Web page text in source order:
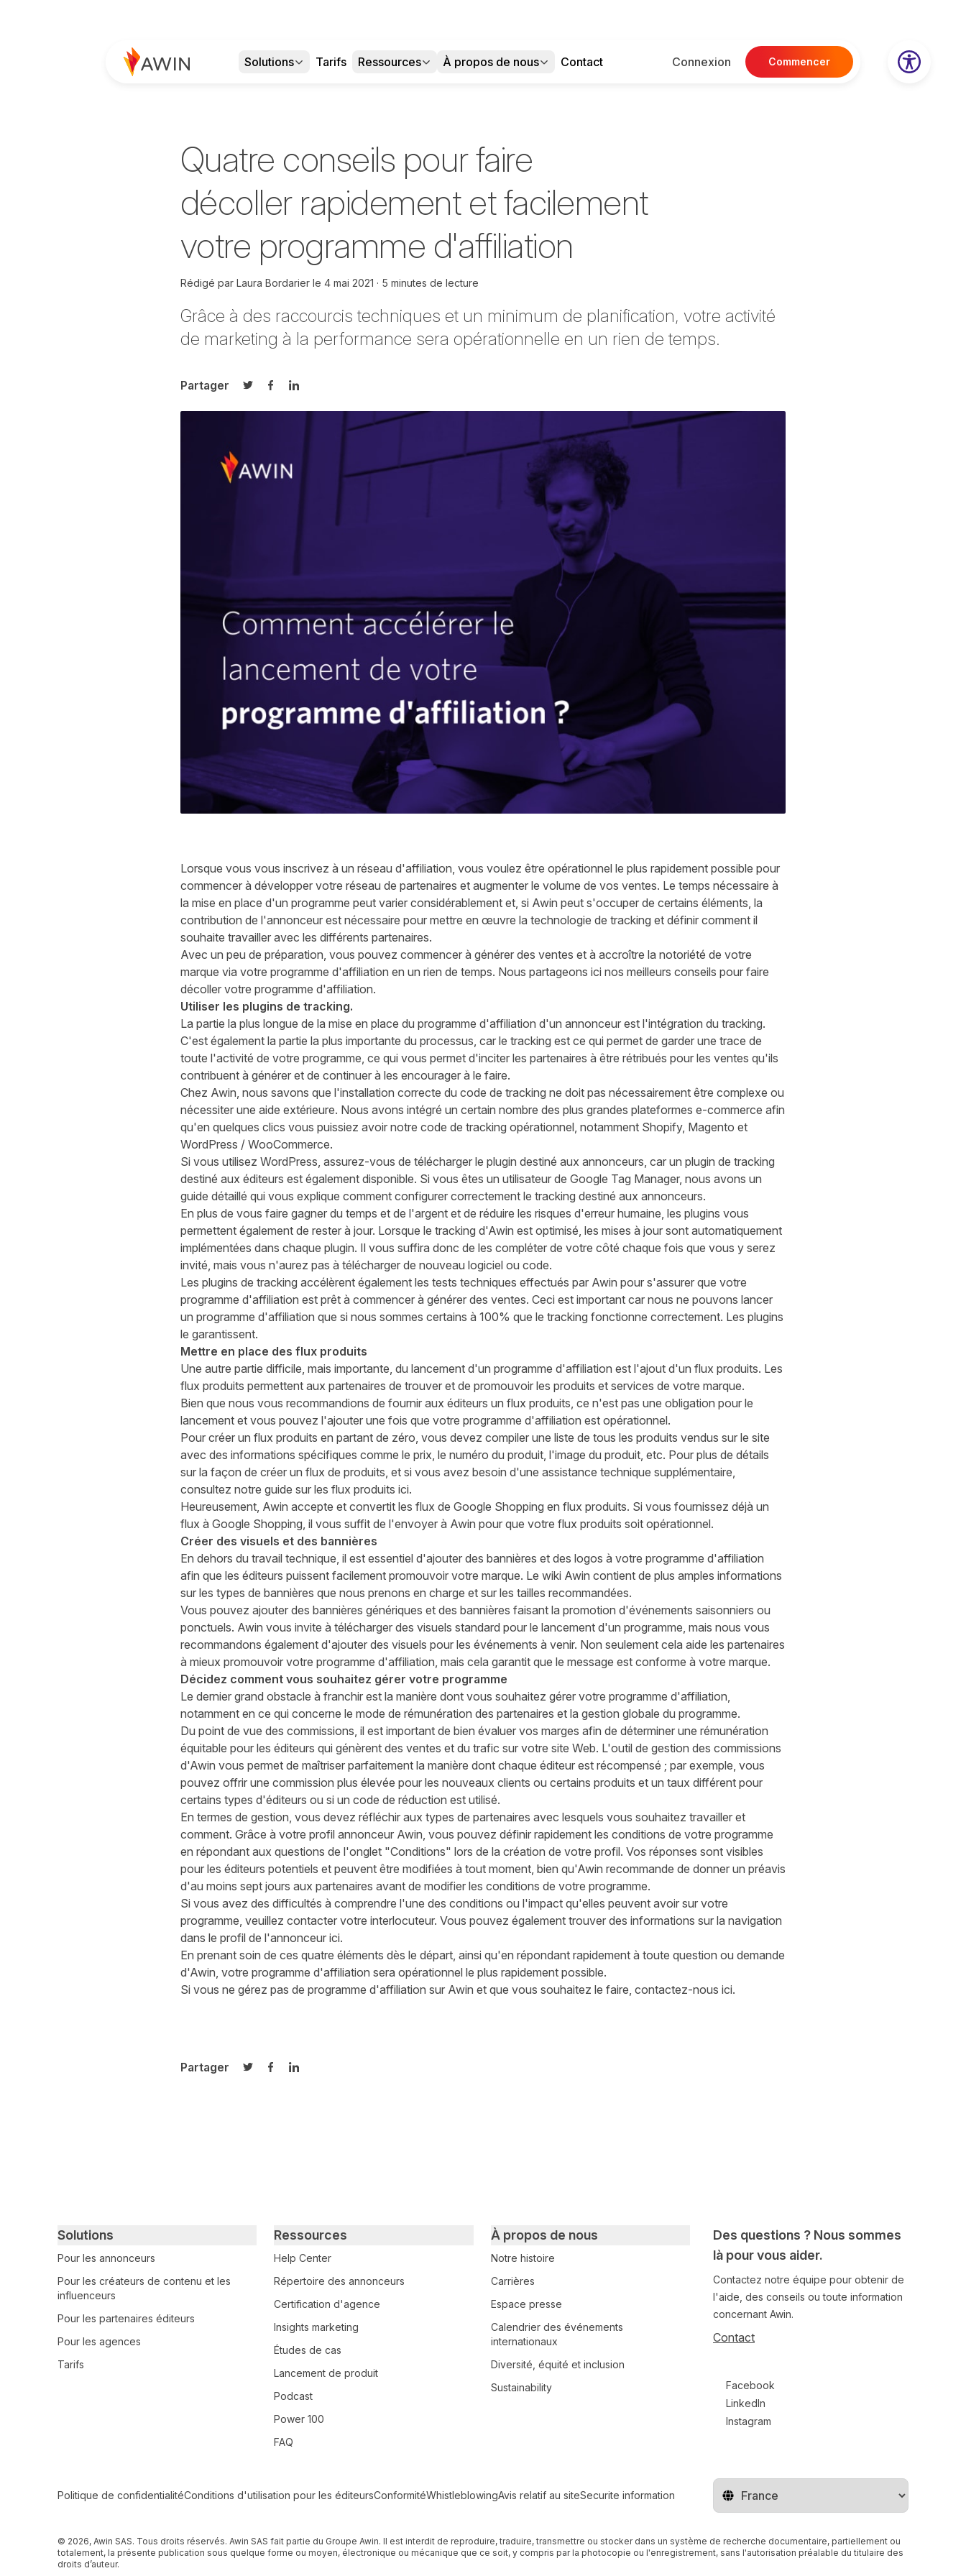
Solutions Tarifs Ressources À propos de nous Contact Connexion Commencer
Quatre conseils pour faire
décoller rapidement et facilement
votre programme d'affiliation
Rédigé par Laura Bordarierle 4 mai 2021 5 minutes de lecture
Grâce à des raccourcis techniques et un minimum de planification, votre activité
de marketing à la performance sera opérationnelle en un rien de temps.
Partager
Partager sur Twitter
Partager sur Facebook
Partager sur LinkedIn
Lorsque vous vous inscrivez à un réseau d'affiliation, vous voulez être opérationnel le plus rapidement possible pour
commencer à développer votre réseau de partenaires et augmenter le volume de vos ventes. Le temps nécessaire à
la mise en place d'un programme peut varier considérablement et, si Awin peut s'occuper de certains éléments, la
contribution de l'annonceur est nécessaire pour mettre en œuvre la technologie de tracking et définir comment il
souhaite travailler avec les différents partenaires.
Avec un peu de préparation, vous pouvez commencer à générer des ventes et à accroître la notoriété de votre
marque via votre programme d'affiliation en un rien de temps. Nous partageons ici nos meilleurs conseils pour faire
décoller votre programme d'affiliation.
Utiliser les plugins de tracking.
La partie la plus longue de la mise en place du programme d'affiliation d'un annonceur est l'intégration du tracking.
C'est également la partie la plus importante du processus, car le tracking est ce qui permet de garder une trace de
toute l'activité de votre programme, ce qui vous permet d'inciter les partenaires à être rétribués pour les ventes qu'ils
contribuent à générer et de continuer à les encourager à le faire.
Chez Awin, nous savons que l'installation correcte du code de tracking ne doit pas nécessairement être complexe ou
nécessiter une aide extérieure. Nous avons intégré un certain nombre des plus grandes plateformes e-commerce afin
qu'en quelques clics vous puissiez avoir notre code de tracking opérationnel, notamment Shopify, Magento et
WordPress / WooCommerce.
Si vous utilisez WordPress, assurez-vous de télécharger le plugin destiné aux annonceurs, car un plugin de tracking
destiné aux éditeurs est également disponible. Si vous êtes un utilisateur de Google Tag Manager, nous avons un
guide détaillé qui vous explique comment configurer correctement le tracking destiné aux annonceurs.
En plus de vous faire gagner du temps et de l'argent et de réduire les risques d'erreur humaine, les plugins vous
permettent également de rester à jour. Lorsque le tracking d'Awin est optimisé, les mises à jour sont automatiquement
implémentées dans chaque plugin. Il vous suffira donc de les compléter de votre côté chaque fois que vous y serez
invité, mais vous n'aurez pas à télécharger de nouveau logiciel ou code.
Les plugins de tracking accélèrent également les tests techniques effectués par Awin pour s'assurer que votre
programme d'affiliation est prêt à commencer à générer des ventes. Ceci est important car nous ne pouvons lancer
un programme d'affiliation que si nous sommes certains à 100% que le tracking fonctionne correctement. Les plugins
le garantissent.
Mettre en place des flux produits
Une autre partie difficile, mais importante, du lancement d'un programme d'affiliation est l'ajout d'un flux produits. Les
flux produits permettent aux partenaires de trouver et de promouvoir les produits et services de votre marque.
Bien que nous vous recommandions de fournir aux éditeurs un flux produits, ce n'est pas une obligation pour le
lancement et vous pouvez l'ajouter une fois que votre programme d'affiliation est opérationnel.
Pour créer un flux produits en partant de zéro, vous devez compiler une liste de tous les produits vendus sur le site
avec des informations spécifiques comme le prix, le numéro du produit, l'image du produit, etc. Pour plus de détails
sur la façon de créer un flux de produits, et si vous avez besoin d'une assistance technique supplémentaire,
consultez notre guide sur les flux produits ici.
Heureusement, Awin accepte et convertit les flux de Google Shopping en flux produits. Si vous fournissez déjà un
flux à Google Shopping, il vous suffit de l'envoyer à Awin pour que votre flux produits soit opérationnel.
Créer des visuels et des bannières
En dehors du travail technique, il est essentiel d'ajouter des bannières et des logos à votre programme d'affiliation
afin que les éditeurs puissent facilement promouvoir votre marque. Le wiki Awin contient de plus amples informations
sur les types de bannières que nous prenons en charge et sur les tailles recommandées.
Vous pouvez ajouter des bannières génériques et des bannières faisant la promotion d'événements saisonniers ou
ponctuels. Awin vous invite à télécharger des visuels standard pour le lancement d'un programme, mais nous vous
recommandons également d'ajouter des visuels pour les événements à venir. Non seulement cela aide les partenaires
à mieux promouvoir votre programme d'affiliation, mais cela garantit que le message est conforme à votre marque.
Décidez comment vous souhaitez gérer votre programme
Le dernier grand obstacle à franchir est la manière dont vous souhaitez gérer votre programme d'affiliation,
notamment en ce qui concerne le mode de rémunération des partenaires et la gestion globale du programme.
Du point de vue des commissions, il est important de bien évaluer vos marges afin de déterminer une rémunération
équitable pour les éditeurs qui génèrent des ventes et du trafic sur votre site Web. L'outil de gestion des commissions
d'Awin vous permet de maîtriser parfaitement la manière dont chaque éditeur est récompensé ; par exemple, vous
pouvez offrir une commission plus élevée pour les nouveaux clients ou certains produits et un taux différent pour
certains types d'éditeurs ou si un code de réduction est utilisé.
En termes de gestion, vous devez réfléchir aux types de partenaires avec lesquels vous souhaitez travailler et
comment. Grâce à votre profil annonceur Awin, vous pouvez définir rapidement les conditions de votre programme
en répondant aux questions de l'onglet "Conditions" lors de la création de votre profil. Vos réponses sont visibles
pour les éditeurs potentiels et peuvent être modifiées à tout moment, bien qu'Awin recommande de donner un préavis
d'au moins sept jours aux partenaires avant de modifier les conditions de votre programme.
Si vous avez des difficultés à comprendre l'une des conditions ou l'impact qu'elles peuvent avoir sur votre
programme, veuillez contacter votre interlocuteur. Vous pouvez également trouver des informations sur la navigation
dans le profil de l'annonceur ici.
En prenant soin de ces quatre éléments dès le départ, ainsi qu'en répondant rapidement à toute question ou demande
d'Awin, votre programme d'affiliation sera opérationnel le plus rapidement possible.
Si vous ne gérez pas de programme d'affiliation sur Awin et que vous souhaitez le faire, contactez-nous ici.
Partager
Partager sur Twitter
Partager sur Facebook
Partager sur LinkedIn
Changer de pays
Des questions ? Nous sommes
là pour vous aider.
Contactez notre équipe pour obtenir de
l'aide, des conseils ou toute information
concernant Awin.
Contact
Facebook
LinkedIn
Instagram
Primary footer navigation
Solutions
Pour les annonceurs
Pour les créateurs de contenu et les
influenceurs
Pour les partenaires éditeurs
Pour les agences
Tarifs
Ressources
Help Center
Répertoire des annonceurs
Certification d'agence
Insights marketing
Études de cas
Lancement de produit
Podcast
Power 100
FAQ
À propos de nous
Notre histoire
Carrières
Espace presse
Calendrier des événements
internationaux
Diversité, équité et inclusion
Sustainability
Secondary Footer Navigation
Politique de confidentialitéConditions d'utilisation pour les éditeursConformitéWhistleblowingAvis relatif au siteSecurite information
© 2026, Awin SAS. Tous droits réservés. Awin SAS fait partie du Groupe Awin. Il est interdit de reproduire, traduire, transmettre ou stocker dans un système de recherche documentaire, partiellement ou
totalement, la présente publication sous quelque forme ou moyen, électronique ou mécanique que ce soit, y compris par la photocopie ou l'enregistrement, sans l'autorisation préalable du titulaire des
droits d’auteur.